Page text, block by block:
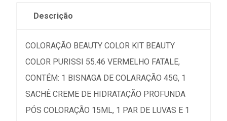
Descrição
COLORAÇÃO BEAUTY COLOR KIT BEAUTY
COLOR PURISSI 55.46 VERMELHO FATALE,
CONTÉM: 1 BISNAGA DE COLARAÇÃO 45G, 1
SACHÊ CREME DE HIDRATAÇÃO PROFUNDA
PÓS COLORAÇÃO 15ML, 1 PAR DE LUVAS E 1